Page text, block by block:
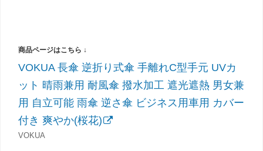
VOKUA 長傘 逆折り式傘 手離れC型手元 UVカ
ット 晴雨兼用 耐風傘 撥水加工 遮光遮熱 男女兼
用 自立可能 雨傘 逆さ傘 ビジネス用車用 カバー
付き 爽やか(桜花)
VOKUA